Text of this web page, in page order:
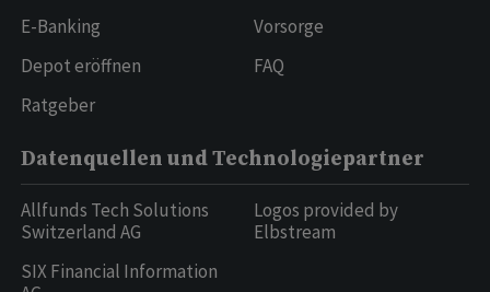
E-Banking
Depot eröffnen
Ratgeber
Vorsorge
FAQ
Datenquellen und Technologiepartner
Allfunds Tech Solutions
Switzerland AG
SIX Financial Information
Logos provided by
Elbstream